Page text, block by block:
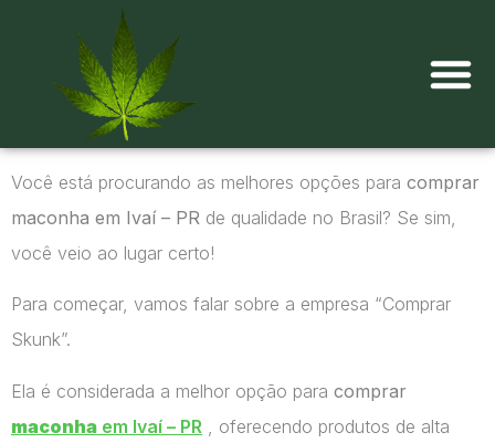
Você está procurando as melhores opções para comprar
maconha em Ivaí – PR de qualidade no Brasil? Se sim,
você veio ao lugar certo!
Para começar, vamos falar sobre a empresa “Comprar
Skunk”.
Ela é considerada a melhor opção para comprar
maconha em Ivaí – PR , oferecendo produtos de alta